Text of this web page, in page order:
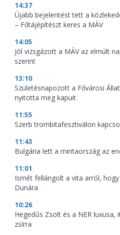
14:37
Újabb bejelentést tett a
– Főtájépítészt keres a MÁV
14:05
Jól vizsgázott a MÁV az elmúlt
szerint
13:10
Születésnapozott a Fővárosi
nyitotta meg kapuit
11:55
Szerb trombitafesztiválon
11:43
Bulgária lett a mintaország az
11:01
Ismét fellángolt a vita arról,
Dunára
10:26
Hegedűs Zsolt és a NER
zsírra